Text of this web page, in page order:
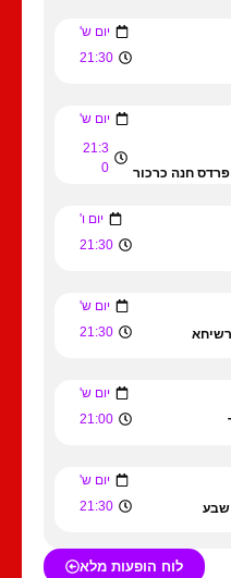
יום ש'
21:30
יום ש'
חנה כרכור
21:3
0
יום ו'
21:30
יום ש'
21:30
יום ש'
21:00
יום ש'
שבע 21:30
לוח הופעות מלא